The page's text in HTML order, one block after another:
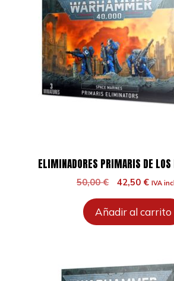
ELIMINADORES PRIMARIS DE
50,00€
El
original
era:
42,50 €El
actual
es:
IVA
Añadir al carrito